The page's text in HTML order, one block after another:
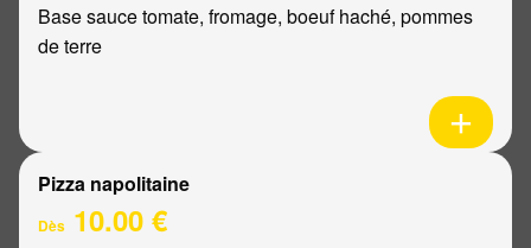
Base sauce tomate, fromage, boeuf haché, pommes
de terre
Pizza napolitaine
Dès 10.00 €